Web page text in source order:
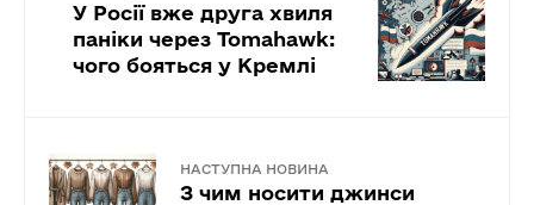
У Росії вже друга хвиля
паніки через Tomahawk:
чого бояться у Кремлі
НАСТУПНА НОВИНА
З чим носити джинси